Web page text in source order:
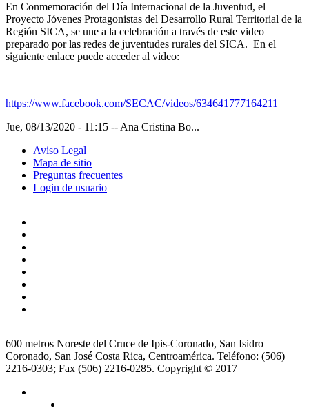
En Conmemoración del Día Internacional de la Juventud, el
Proyecto Jóvenes Protagonistas del Desarrollo Rural Territorial de la
Región SICA, se une a la celebración a través de este video
preparado por las redes de juventudes rurales del SICA. En el
siguiente enlace puede acceder al video:
https://www.facebook.com/SECAC/videos/634641777164211
Jue, 08/13/2020 - 11:15 -- Ana Cristina Bo...
Aviso Legal
Mapa de sitio
Preguntas frecuentes
Login de usuario
600 metros Noreste del Cruce de Ipis-Coronado, San Isidro
Coronado, San José Costa Rica, Centroamérica. Teléfono: (506)
2216-0303; Fax (506) 2216-0285. Copyright © 2017